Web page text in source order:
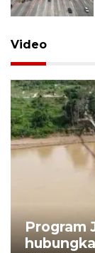
Video
Program